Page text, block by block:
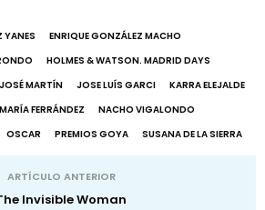
YANES
ENRIQUE GONZÁLEZ MACHO
HOLMES & WATSON. MADRID DAYS
MARTÍN JOSE LUÍS GARCI
KARRA ELEJALDE
FERRÁNDEZ
NACHO VIGALONDO
OSCAR PREMIOS GOYA SUSANA DE LA SIERRA
ARTÍCULO ANTERIOR
Invisible Woman